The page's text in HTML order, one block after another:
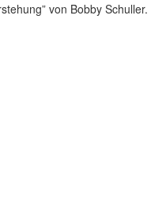
von Bobby Schuller.